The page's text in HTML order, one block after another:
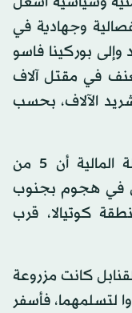
وجهادية في
وإلى بوركينا فاسو
في مقتل آلاف
الآلاف، بحسب
ويوم الأحد الماضي، أعلنت الشرطة المالية أن 5 من
في هجوم بجنوب
كوتيالا، قرب
كانت مزروعة
لتسلمهما، فأسفر